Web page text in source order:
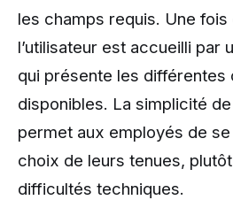
les champs requis. Une
l’utilisateur est accueilli par
qui présente les différentes
disponibles. La simplicité
permet aux employés de
choix de leurs tenues,
difficultés techniques.